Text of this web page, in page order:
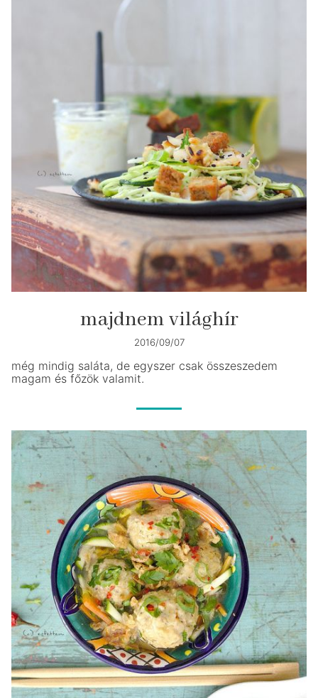
majdnem világhír
2016/09/07
még mindig saláta, de egyszer csak összeszedem
magam és főzök valamit.